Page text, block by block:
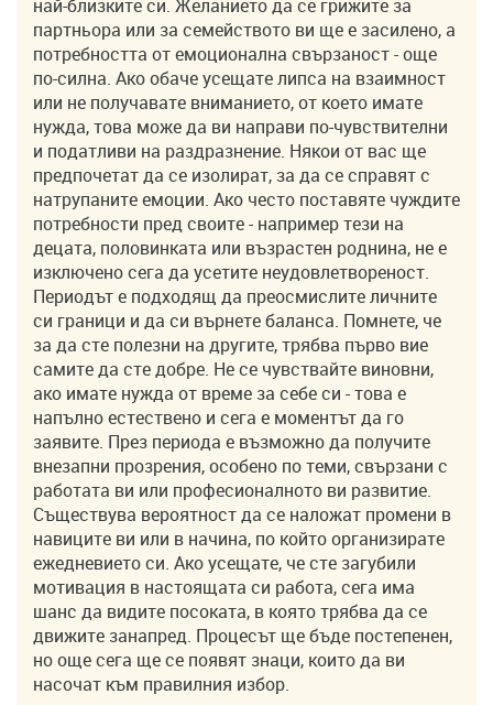
най-близките си. Желанието да се грижите за
партньора или за семейството ви ще е засилено, а
потребността от емоционална свързаност - още
по-силна. Ако обаче усещате липса на взаимност
или не получавате вниманието, от което имате
нужда, това може да ви направи по-чувствителни
и податливи на раздразнение. Някои от вас ще
предпочетат да се изолират, за да се справят с
натрупаните емоции. Ако често поставяте чуждите
потребности пред своите - например тези на
децата, половинката или възрастен роднина, не е
изключено сега да усетите неудовлетвореност.
Периодът е подходящ да преосмислите личните
си граници и да си върнете баланса. Помнете, че
за да сте полезни на другите, трябва първо вие
самите да сте добре. Не се чувствайте виновни,
ако имате нужда от време за себе си - това е
напълно естествено и сега е моментът да го
заявите. През периода е възможно да получите
внезапни прозрения, особено по теми, свързани с
работата ви или професионалното ви развитие.
Съществува вероятност да се наложат промени в
навиците ви или в начина, по който организирате
ежедневието си. Ако усещате, че сте загубили
мотивация в настоящата си работа, сега има
шанс да видите посоката, в която трябва да се
движите занапред. Процесът ще бъде постепенен,
но още сега ще се появят знаци, които да ви
насочат към правилния избор.